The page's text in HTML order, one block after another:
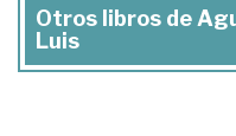
Otros libros de
Luis